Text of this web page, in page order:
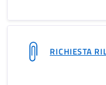
RICHIESTA